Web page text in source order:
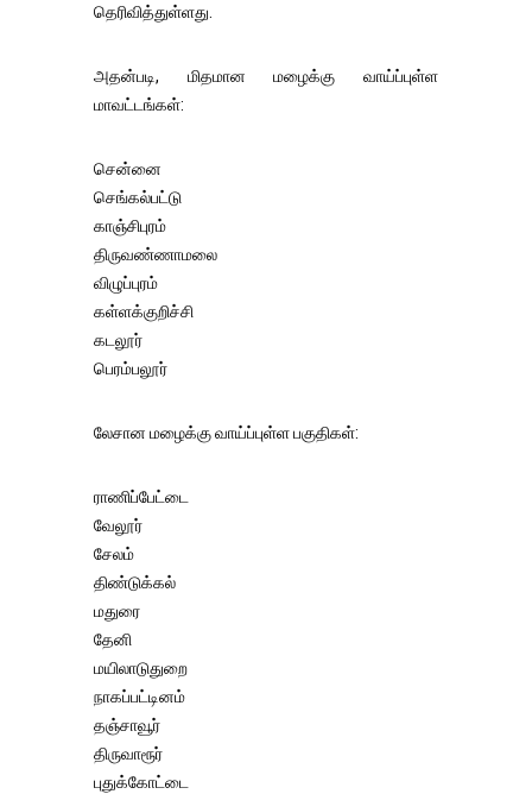
தெரிவித்துள்ளது.
அதன்படி, மிதமான மழைக்கு வாய்ப்புள்ள
மாவட்டங்கள்:
சென்னை
செங்கல்பட்டு
காஞ்சிபுரம்
திருவண்ணாமலை
விழுப்புரம்
கள்ளக்குறிச்சி
கடலூர்
பெரம்பலூர்
லேசான மழைக்கு வாய்ப்புள்ள பகுதிகள்:
ராணிப்பேட்டை
வேலூர்
சேலம்
திண்டுக்கல்
மதுரை
தேனி
மயிலாடுதுறை
நாகப்பட்டினம்
தஞ்சாவூர்
திருவாரூர்
புதுக்கோட்டை